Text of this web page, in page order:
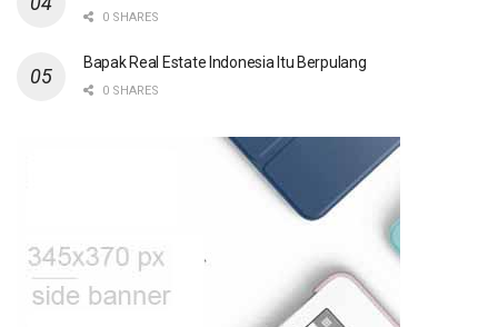
0 SHARES
Bapak Real Estate Indonesia Itu Berpulang
0 SHARES